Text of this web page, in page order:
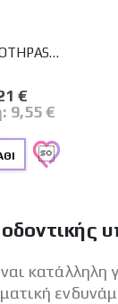
INTERMED MEDINOL TOOTHPASTE (TBx100ML)
€
9,55 €